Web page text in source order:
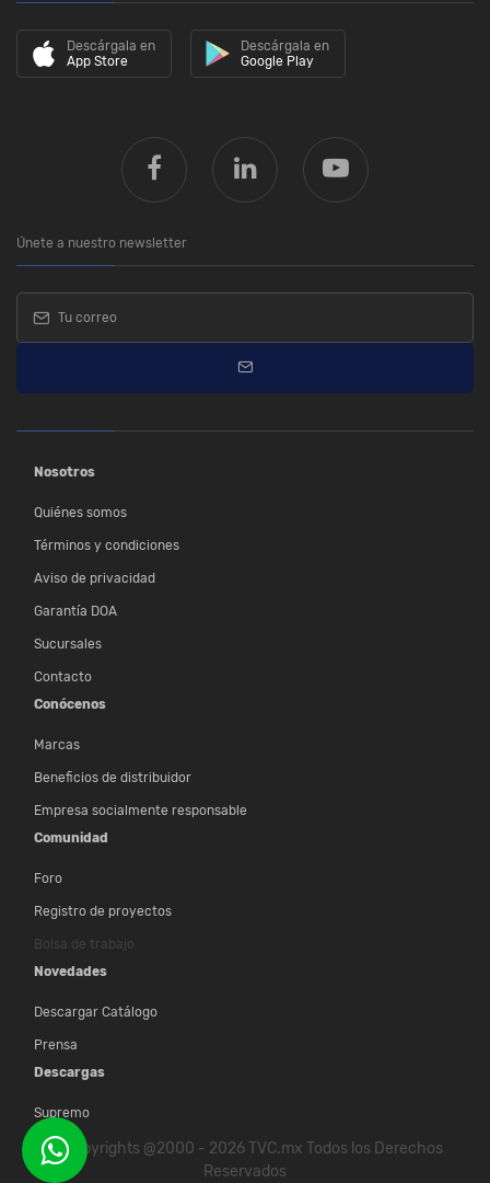
Descárgala en
App Store
Descárgala en
Google Play
Únete a nuestro newsletter
Nosotros
Quiénes somos
Términos y condiciones
Aviso de privacidad
Garantía DOA
Sucursales
Contacto
Conócenos
Marcas
Beneficios de distribuidor
Empresa socialmente responsable
Comunidad
Foro
Registro de proyectos
Bolsa de trabajo
Novedades
Descargar Catálogo
Prensa
Descargas
Supremo
© Copyrights @2000 - 2026 TVC.mx Todos los Derechos
Reservados